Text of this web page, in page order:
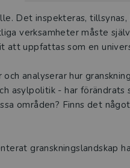
Det inspekteras,
verksamheter måste
att uppfattas som en
och analyserar hur
asylpolitik - har
områden? Finns det
granskningslandskap